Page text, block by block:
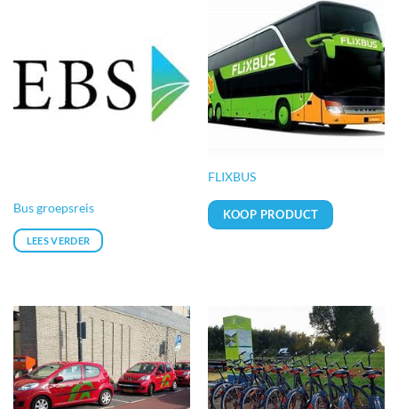
Bus groepsreis
LEES VERDER
FLIXBUS
KOOP PRODUCT